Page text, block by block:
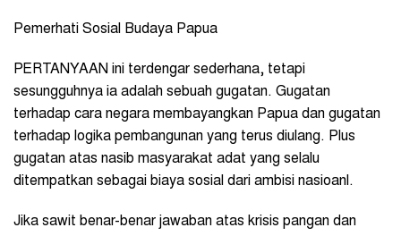
Pemerhati Sosial Budaya Papua
PERTANYAAN ini terdengar sederhana, tetapi
sesungguhnya ia adalah sebuah gugatan. Gugatan
terhadap cara negara membayangkan Papua dan gugatan
terhadap logika pembangunan yang terus diulang. Plus
gugatan atas nasib masyarakat adat yang selalu
ditempatkan sebagai biaya sosial dari ambisi nasioanl.
Jika sawit benar-benar jawaban atas krisis pangan dan